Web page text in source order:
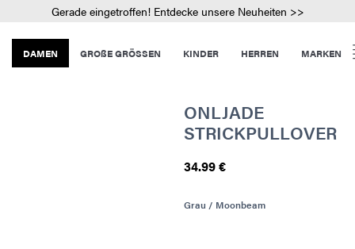
Gerade eingetroffen! Entdecke unsere Neuheiten >>
DAMEN GROßE GRÖSSEN KINDER HERREN MARKEN
ONLJADE
STRICKPULLOVER
34.99 €
Grau / Moonbeam